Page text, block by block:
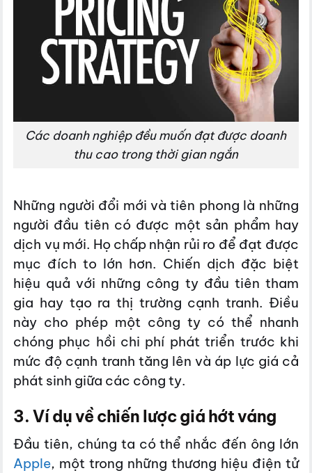
Các doanh nghiệp đều muốn đạt được doanh
thu cao trong thời gian ngắn
Những người đổi mới và tiên phong là những
người đầu tiên có được một sản phẩm hay
dịch vụ mới. Họ chấp nhận rủi ro để đạt được
mục đích to lớn hơn. Chiến dịch đặc biệt
hiệu quả với những công ty đầu tiên tham
gia hay tạo ra thị trường cạnh tranh. Điều
này cho phép một công ty có thể nhanh
chóng phục hồi chi phí phát triển trước khi
mức độ cạnh tranh tăng lên và áp lực giá cả
phát sinh giữa các công ty.
3. Ví dụ về chiến lược giá hớt váng
Đầu tiên, chúng ta có thể nhắc đến ông lớn
Apple, một trong những thương hiệu điện tử